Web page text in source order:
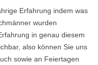
Erfahrung indem was
wurden
in genau diesem
also können Sie uns
sowie an Feiertagen